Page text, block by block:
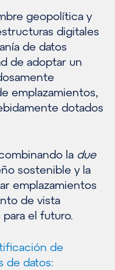
geopolítica y
digitales
de datos
de adoptar un
emplazamientos,
dotados
la due
sostenible y la
emplazamientos
de vista
el futuro.
de
de datos: